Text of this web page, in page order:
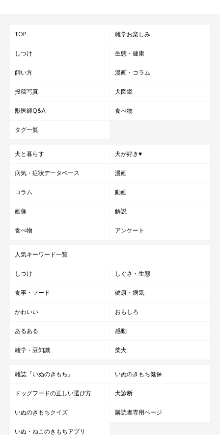
強さを手に入れよう！ 愛犬の骨のためにできること』
※写真はスマホアプリ「いぬ・ねこのきもち」で投稿されたもの
です。
TOP 雑学お楽しみ
しつけ 生態・健康
飼い方 漫画・コラム
投稿写真 犬図鑑
獣医師Q&A 食べ物
タグ一覧
犬と暮らす 犬が好き♥
病気・症状データベース 漫画
コラム 動画
画像 解説
食べ物 アンケート
人気キーワード一覧
しつけ しぐさ・生態
食事・フード 健康・病気
かわいい おもしろ
あるある 感動
雑学・豆知識 柴犬
雑誌『いぬのきもち』 いぬのきもち健保
ドッグフードの正しい選び方 犬診断
いぬのきもちクイズ 購読者専用ページ
いぬ・ねこのきもちアプリ